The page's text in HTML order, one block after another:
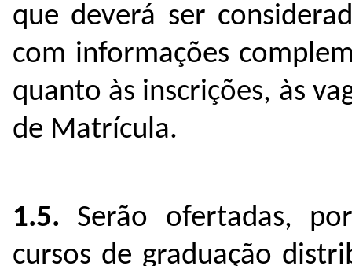
que deverá ser
com informações
quanto às inscrições, às
de Matrícula.
1.5. Serão ofertadas,
cursos de graduação